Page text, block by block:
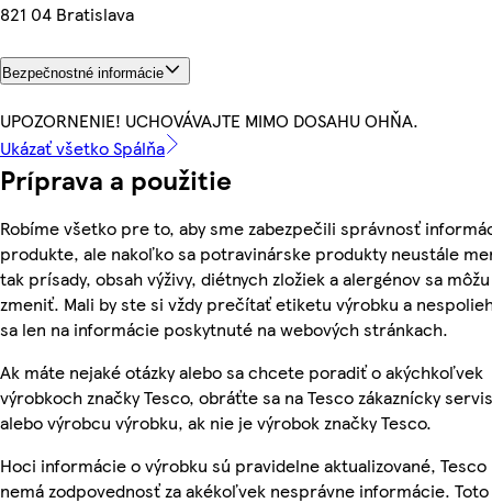
821 04 Bratislava
Bezpečnostné informácie
UPOZORNENIE! UCHOVÁVAJTE MIMO DOSAHU OHŇA.
Ukázať všetko Spálňa
Príprava a použitie
Robíme všetko pre to, aby sme zabezpečili správnosť
produkte, ale nakoľko sa potravinárske produkty neustále
tak prísady, obsah výživy, diétnych zložiek a alergénov sa môžu
zmeniť. Mali by ste si vždy prečítať etiketu výrobku a
sa len na informácie poskytnuté na webových stránkach.
Ak máte nejaké otázky alebo sa chcete poradiť o akýchkoľvek
výrobkoch značky Tesco, obráťte sa na Tesco zákaznícky
alebo výrobcu výrobku, ak nie je výrobok značky Tesco.
Hoci informácie o výrobku sú pravidelne aktualizované, Tesco
nemá zodpovednosť za akékoľvek nesprávne informácie. Toto